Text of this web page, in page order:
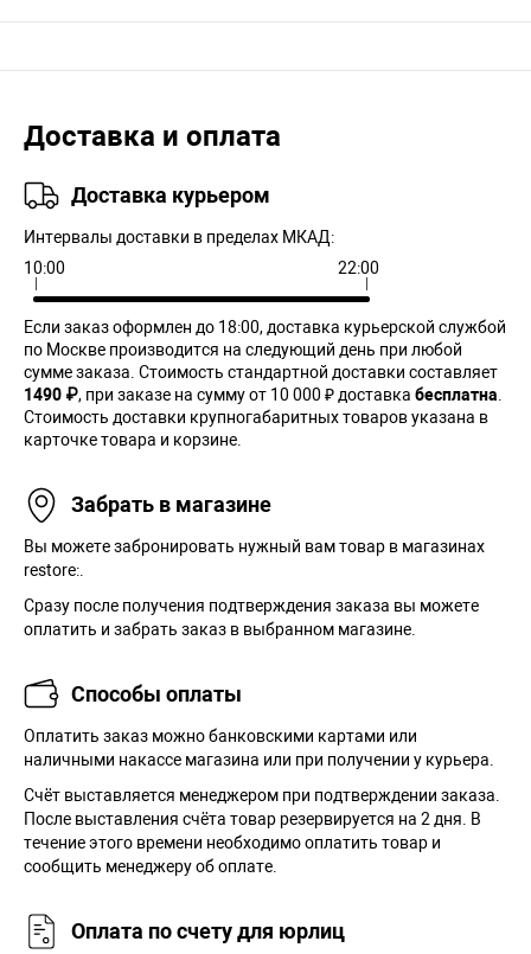
Доставка и оплата
Доставка курьером
Интервалы доставки в пределах МКАД:
10:00
22:00
Если заказ оформлен до 18:00, доставка курьерской службой
по Москве производится на следующий день при любой
сумме заказа. Cтоимость стандартной доставки составляет
1490 ₽, при заказе на сумму от 10 000 ₽ доставка бесплатна
Стоимость доставки крупногабаритных товаров указана в
карточке товара и корзине.
Забрать в магазине
Вы можете забронировать нужный вам товар в магазинах
restore:.
Сразу после получения подтверждения заказа вы можете
оплатить и забрать заказ в выбранном магазине.
Способы оплаты
Оплатить заказ можно банковскими картами или
наличными накассе магазина или при получении у курьера.
Cчёт выставляется менеджером при подтверждении заказа.
После выставления счёта товар резервируется на 2 дня. В
течение этого времени необходимо оплатить товар и
сообщить менеджеру об оплате.
Оплата по счету для юрлиц